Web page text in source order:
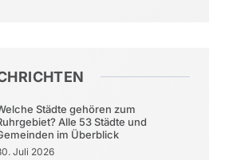
Städte gehören zum
Alle 53 Städte und
im Überblick
Juli 2026